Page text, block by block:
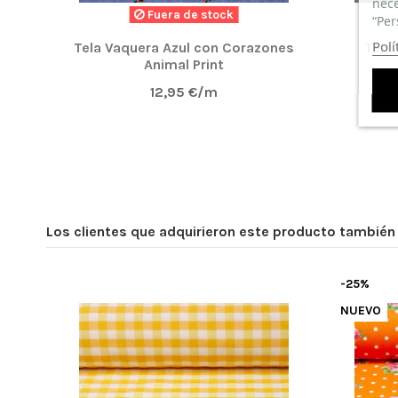
Fuera de stock
Tela Vaquera Azul con Corazones
Animal Print
12,95 €/m
Los clientes que adquirieron este producto
-25%
NUEVO